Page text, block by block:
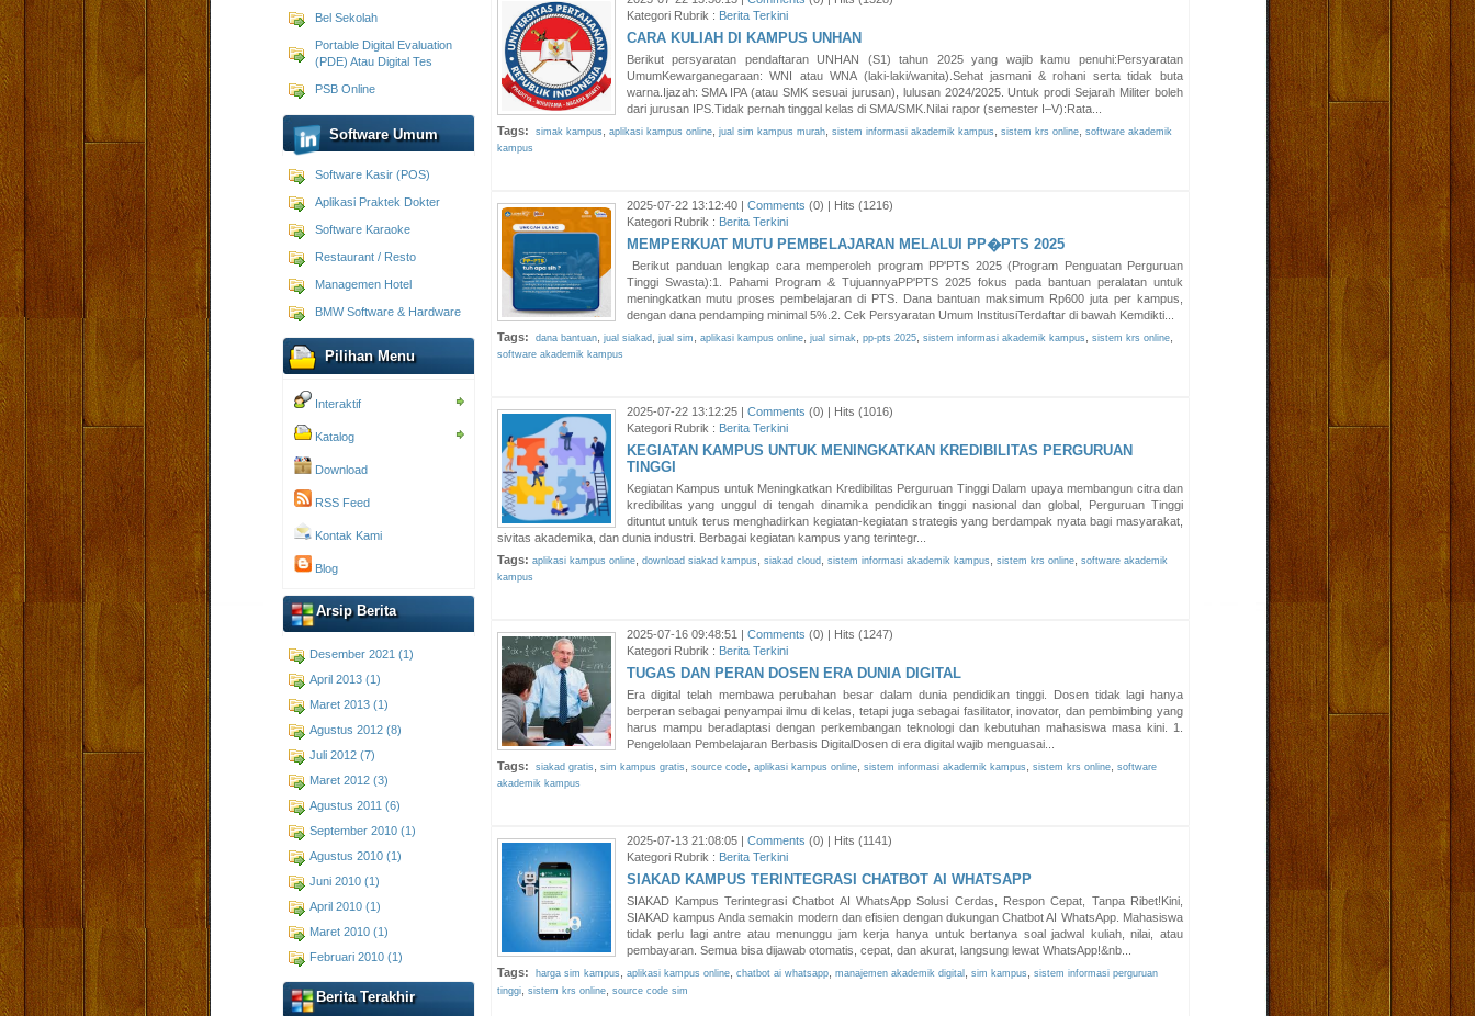
Bel Sekolah
Portable Digital Evaluation
(PDE) Atau Digital Tes
PSB Online
Software Umum
Software Kasir (POS)
Aplikasi Praktek Dokter
Software Karaoke
Restaurant / Resto
Managemen Hotel
BMW Software & Hardware
Pilihan Menu
Interaktif
Katalog
Download
RSS Feed
Kontak Kami
Blog
Arsip Berita
Desember 2021 (1)
April 2013 (1)
Maret 2013 (1)
Agustus 2012 (8)
Juli 2012 (7)
Maret 2012 (3)
Agustus 2011 (6)
September 2010 (1)
Agustus 2010 (1)
Juni 2010 (1)
April 2010 (1)
Maret 2010 (1)
Februari 2010 (1)
Berita Terakhir
Kategori Rubrik : Berita Terkini
CARA KULIAH DI KAMPUS UNHAN
Berikut persyaratan pendaftaran UNHAN (S1) tahun 2025 yang wajib kamu penuhi:Persyaratan
UmumKewarganegaraan: WNI atau WNA (laki-laki/wanita).Sehat jasmani & rohani serta tidak buta
warna.Ijazah: SMA IPA (atau SMK sesuai jurusan), lulusan 2024/2025. Untuk prodi Sejarah Militer boleh
dari jurusan IPS.Tidak pernah tinggal kelas di SMA/SMK.Nilai rapor (semester I–V):Rata...
Tags:
simak kampus aplikasi kampus online, jual sim kampus murah, sistem informasi akademik kampus sistem krs online, software akademik
kampus
2025-07-22 13:12:40 | Comments (0) | Hits (1216)
Kategori Rubrik : Berita Terkini
MEMPERKUAT MUTU PEMBELAJARAN MELALUI PP�PTS 2025
Berikut panduan lengkap cara memperoleh program PP'PTS 2025 (Program Penguatan Perguruan
Tinggi Swasta):1. Pahami Program & TujuannyaPP'PTS 2025 fokus pada bantuan peralatan untuk
meningkatkan mutu proses pembelajaran di PTS. Dana bantuan maksimum Rp600 juta per kampus,
dengan dana pendamping minimal 5%.2. Cek Persyaratan Umum InstitusiTerdaftar di bawah Kemdikti...
Tags:
dana bantuan, jual siakad, jual sim aplikasi kampus online, jual simak pp-pts 2025, sistem informasi akademik kampus sistem krs online,
software akademik kampus
2025-07-22 13:12:25 | Comments (0) | Hits (1016)
Kategori Rubrik : Berita Terkini
KEGIATAN KAMPUS UNTUK MENINGKATKAN KREDIBILITAS PERGURUAN
TINGGI
Kegiatan Kampus untuk Meningkatkan Kredibilitas Perguruan Tinggi Dalam upaya membangun citra dan
kredibilitas yang unggul di tengah dinamika pendidikan tinggi nasional dan global, Perguruan Tinggi
dituntut untuk terus menghadirkan kegiatan-kegiatan strategis yang berdampak nyata bagi masyarakat,
sivitas akademika, dan dunia industri. Berbagai kegiatan kampus yang terintegr...
Tags: aplikasi kampus online, download siakad kampus siakad cloud, sistem informasi akademik kampus sistem krs online, software akademik
kampus
2025-07-16 09:48:51 | Comments (0) | Hits (1247)
Kategori Rubrik : Berita Terkini
TUGAS DAN PERAN DOSEN ERA DUNIA DIGITAL
Era digital telah membawa perubahan besar dalam dunia pendidikan tinggi. Dosen tidak lagi hanya
berperan sebagai penyampai ilmu di kelas, tetapi juga sebagai fasilitator, inovator, dan pembimbing yang
harus mampu beradaptasi dengan perkembangan teknologi dan kebutuhan mahasiswa masa kini. 1.
Pengelolaan Pembelajaran Berbasis DigitalDosen di era digital wajib menguasai...
Tags:
siakad gratis sim kampus gratis source code, aplikasi kampus online, sistem informasi akademik kampus sistem krs online, software
akademik kampus
2025-07-13 21:08:05 | Comments (0) | Hits (1141)
Kategori Rubrik : Berita Terkini
SIAKAD KAMPUS TERINTEGRASI CHATBOT AI WHATSAPP
SIAKAD Kampus Terintegrasi Chatbot AI WhatsApp Solusi Cerdas, Respon Cepat, Tanpa Ribet!Kini,
SIAKAD kampus Anda semakin modern dan efisien dengan dukungan Chatbot AI WhatsApp. Mahasiswa
tidak perlu lagi antre atau menunggu jam kerja hanya untuk bertanya soal jadwal kuliah, nilai, atau
pembayaran. Semua bisa dijawab otomatis, cepat, dan akurat, langsung lewat WhatsApp!&nb...
Tags:
harga sim kampus aplikasi kampus online, chatbot ai whatsapp, manajemen akademik digital, sim kampus
sistem informasi perguruan
tinggi, sistem krs online, source code sim